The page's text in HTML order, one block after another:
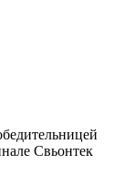
Свьонтек